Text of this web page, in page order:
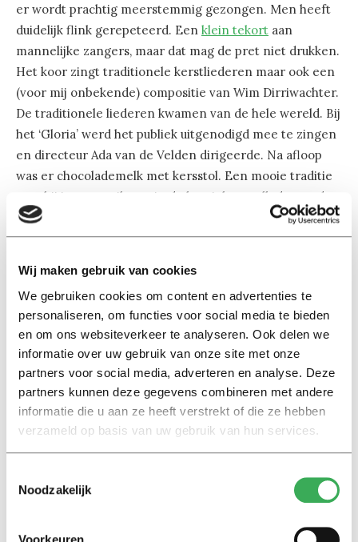
Wij maken gebruik van cookies
We gebruiken cookies om content en advertenties te
personaliseren, om functies voor social media te bieden
en om ons websiteverkeer te analyseren. Ook delen we
informatie over uw gebruik van onze site met onze
partners voor social media, adverteren en analyse. Deze
partners kunnen deze gegevens combineren met andere
informatie die u aan ze heeft verstrekt of die ze hebben
verzameld op basis van uw gebruik van hun services.
Noodzakelijk
er wordt prachtig meerstemmig gezongen. Men heeft
duidelijk flink gerepeteerd. Een klein tekort aan
mannelijke zangers, maar dat mag de pret niet drukken.
Het koor zingt traditionele kerstliederen maar ook een
(voor mij onbekende) compositie van Wim Dirriwachter.
De traditionele liederen kwamen van de hele wereld. Bij
het ‘Gloria’ werd het publiek uitgenodigd mee te zingen
en directeur Ada van de Velden dirigeerde. Na afloop
was er chocolademelk met kersstol. Een mooie traditie
waarbij je even stilstaat in de hectiek van alledag op de
campus.
Lees ook
Marion Koopmans over online
bedreigingen en desinformatie: